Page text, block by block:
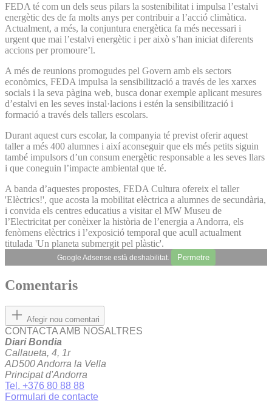
FEDA té com un dels seus pilars la sostenibilitat i impulsa l’estalvi
energètic des de fa molts anys per contribuir a l’acció climàtica.
Actualment, a més, la conjuntura energètica fa més necessari i
urgent que mai l’estalvi energètic i per això s’han iniciat diferents
accions per promoure’l.
A més de reunions promogudes pel Govern amb els sectors
econòmics, FEDA impulsa la sensibilització a través de les xarxes
socials i la seva pàgina web, busca donar exemple aplicant mesures
d’estalvi en les seves instal·lacions i estén la sensibilització i
formació a través dels tallers escolars.
Durant aquest curs escolar, la companyia té previst oferir aquest
taller a més 400 alumnes i així aconseguir que els més petits siguin
també impulsors d’un consum energètic responsable a les seves llars
i que coneguin l’impacte ambiental que té.
A banda d’aquestes propostes, FEDA Cultura ofereix el taller
'Elèctrics!', que acosta la mobilitat elèctrica a alumnes de secundària,
i convida els centres educatius a visitar el MW Museu de
l’Electricitat per conèixer la història de l’energia a Andorra, els
fenòmens elèctrics i l’exposició temporal que acull actualment
titulada 'Un planeta submergit pel plàstic'.
Google Adsense està deshabilitat. Permetre
Comentaris
Afegir nou comentari
CONTACTA AMB NOSALTRES
Diari Bondia
Callaueta, 4, 1r
AD500 Andorra la Vella
Principat d'Andorra
Tel. +376 80 88 88
Formulari de contacte